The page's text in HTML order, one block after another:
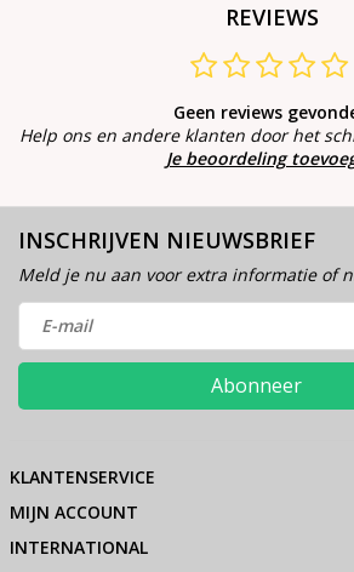
REVIEWS
Geen reviews
Help ons en andere klanten door het
Je beoordeling
INSCHRIJVEN NIEUWSBRIEF
Meld je nu aan voor extra informatie of
Abonneer
KLANTENSERVICE
MIJN ACCOUNT
INTERNATIONAL